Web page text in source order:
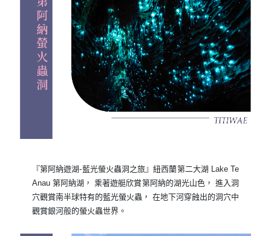
『第阿納遊湖-藍光螢火蟲洞之旅』紐西蘭第二大湖 Lake Te
Anau 第阿納湖， 乘著遊艇欣賞第阿納的湖光山色， 進入洞
穴觀賞南半球特有的藍光螢火蟲， 在地下河穿蝕出的洞穴中
觀賞銀河般的螢火蟲世界。